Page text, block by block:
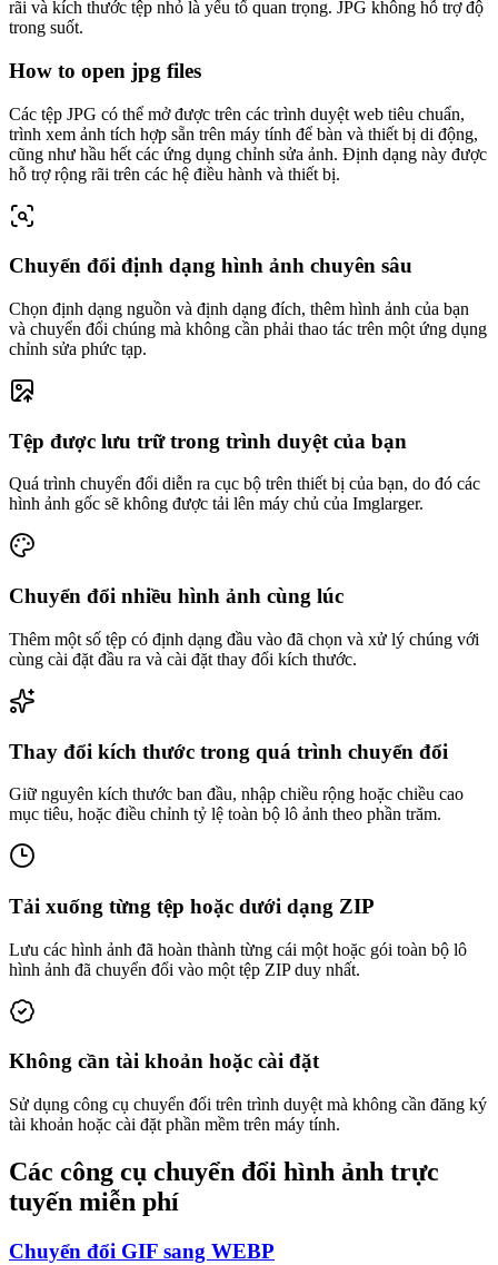
rãi và kích thước tệp nhỏ là yếu tố quan trọng. JPG không hỗ trợ độ
trong suốt.
How to open jpg files
Các tệp JPG có thể mở được trên các trình duyệt web tiêu chuẩn,
trình xem ảnh tích hợp sẵn trên máy tính để bàn và thiết bị di động,
cũng như hầu hết các ứng dụng chỉnh sửa ảnh. Định dạng này được
hỗ trợ rộng rãi trên các hệ điều hành và thiết bị.
Chuyển đổi định dạng hình ảnh chuyên sâu
Chọn định dạng nguồn và định dạng đích, thêm hình ảnh của bạn
và chuyển đổi chúng mà không cần phải thao tác trên một ứng dụng
chỉnh sửa phức tạp.
Tệp được lưu trữ trong trình duyệt của bạn
Quá trình chuyển đổi diễn ra cục bộ trên thiết bị của bạn, do đó các
hình ảnh gốc sẽ không được tải lên máy chủ của Imglarger.
Chuyển đổi nhiều hình ảnh cùng lúc
Thêm một số tệp có định dạng đầu vào đã chọn và xử lý chúng với
cùng cài đặt đầu ra và cài đặt thay đổi kích thước.
Thay đổi kích thước trong quá trình chuyển đổi
Giữ nguyên kích thước ban đầu, nhập chiều rộng hoặc chiều cao
mục tiêu, hoặc điều chỉnh tỷ lệ toàn bộ lô ảnh theo phần trăm.
Tải xuống từng tệp hoặc dưới dạng ZIP
Lưu các hình ảnh đã hoàn thành từng cái một hoặc gói toàn bộ lô
hình ảnh đã chuyển đổi vào một tệp ZIP duy nhất.
Không cần tài khoản hoặc cài đặt
Sử dụng công cụ chuyển đổi trên trình duyệt mà không cần đăng ký
tài khoản hoặc cài đặt phần mềm trên máy tính.
Các công cụ chuyển đổi hình ảnh trực
tuyến miễn phí
Chuyển đổi GIF sang WEBP